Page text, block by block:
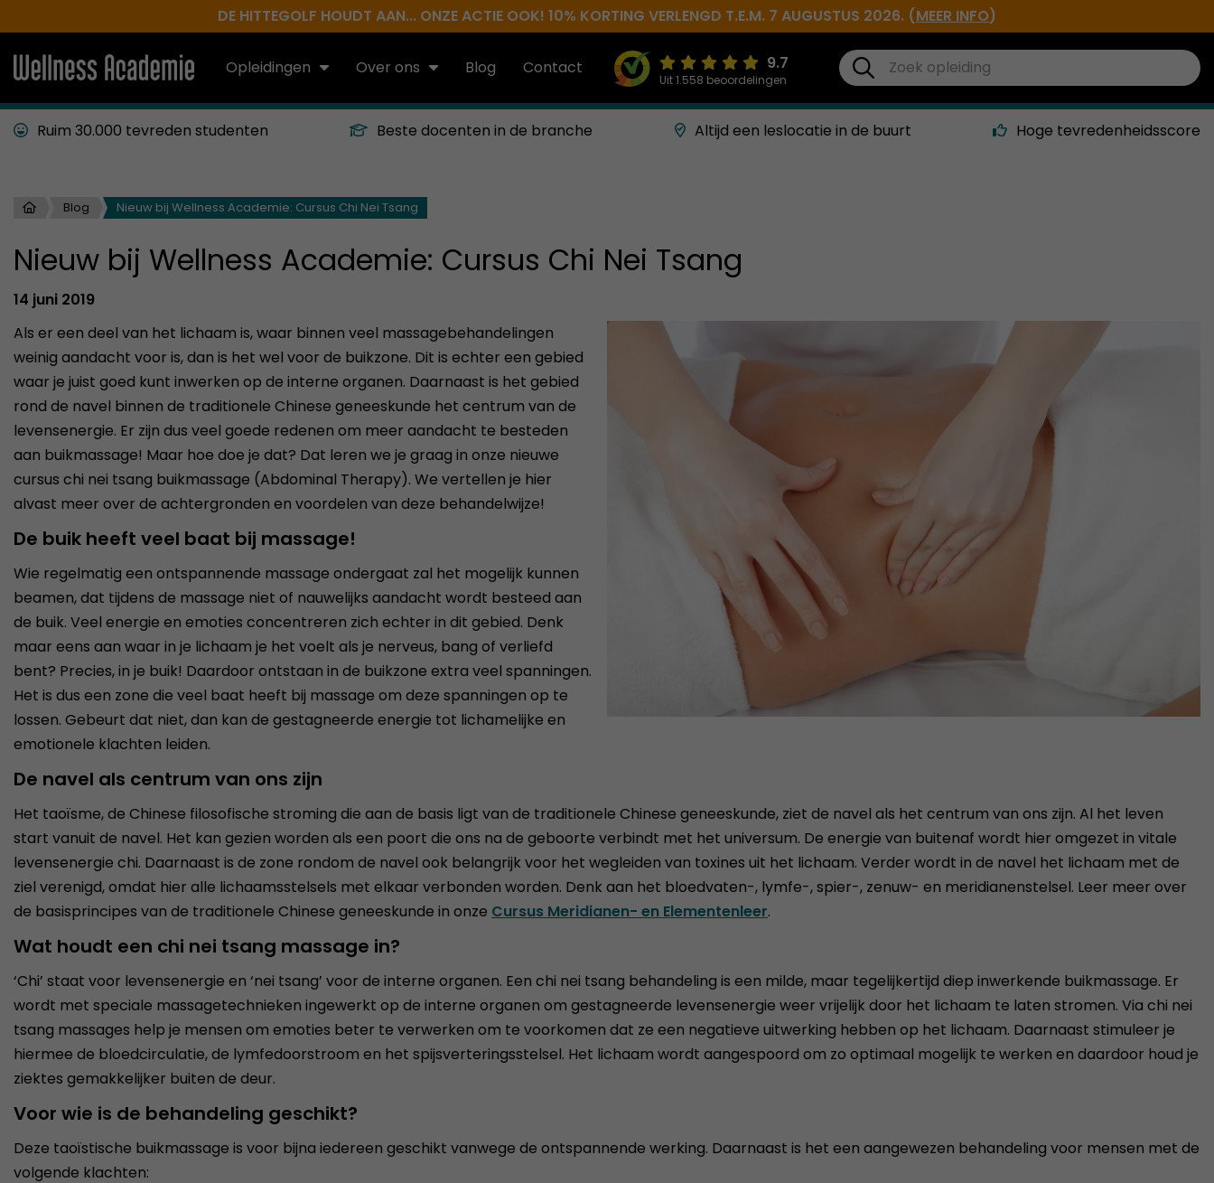
DE HITTEGOLF HOUDT AAN... ONZE ACTIE OOK! 10% KORTING VERLENGD T.E.M. 7 AUGUSTUS 2026. (MEER INFO)
Opleidingen Over ons Blog Contact 9.7
Uit 1.558 beoordelingen
Ruim 30.000 tevreden studenten Beste docenten in de branche Altijd een leslocatie in de buurt Hoge tevredenheidsscore
Blog Nieuw bij Wellness Academie: Cursus Chi Nei Tsang
Nieuw bij Wellness Academie: Cursus Chi Nei Tsang
14 juni 2019
Als er een deel van het lichaam is, waar binnen veel massagebehandelingen
weinig aandacht voor is, dan is het wel voor de buikzone. Dit is echter een gebied
waar je juist goed kunt inwerken op de interne organen. Daarnaast is het gebied
rond de navel binnen de traditionele Chinese geneeskunde het centrum van de
levensenergie. Er zijn dus veel goede redenen om meer aandacht te besteden
aan buikmassage! Maar hoe doe je dat? Dat leren we je graag in onze nieuwe
cursus chi nei tsang buikmassage (Abdominal Therapy). We vertellen je hier
alvast meer over de achtergronden en voordelen van deze behandelwijze!
De buik heeft veel baat bij massage!
Wie regelmatig een ontspannende massage ondergaat zal het mogelijk kunnen
beamen, dat tijdens de massage niet of nauwelijks aandacht wordt besteed aan
de buik. Veel energie en emoties concentreren zich echter in dit gebied. Denk
maar eens aan waar in je lichaam je het voelt als je nerveus, bang of verliefd
bent? Precies, in je buik! Daardoor ontstaan in de buikzone extra veel spanningen.
Het is dus een zone die veel baat heeft bij massage om deze spanningen op te
lossen. Gebeurt dat niet, dan kan de gestagneerde energie tot lichamelijke en
emotionele klachten leiden.
De navel als centrum van ons zijn
Het taoïsme, de Chinese filosofische stroming die aan de basis ligt van de traditionele Chinese geneeskunde, ziet de navel als het centrum van ons zijn. Al het leven
start vanuit de navel. Het kan gezien worden als een poort die ons na de geboorte verbindt met het universum. De energie van buitenaf wordt hier omgezet in vitale
levensenergie chi. Daarnaast is de zone rondom de navel ook belangrijk voor het wegleiden van toxines uit het lichaam. Verder wordt in de navel het lichaam met de
ziel verenigd, omdat hier alle lichaamsstelsels met elkaar verbonden worden. Denk aan het bloedvaten-, lymfe-, spier-, zenuw- en meridianenstelsel. Leer meer over
de basisprincipes van de traditionele Chinese geneeskunde in onze Cursus Meridianen- en Elementenleer.
Wat houdt een chi nei tsang massage in?
‘Chi’ staat voor levensenergie en ‘nei tsang’ voor de interne organen. Een chi nei tsang behandeling is een milde, maar tegelijkertijd diep inwerkende buikmassage. Er
wordt met speciale massagetechnieken ingewerkt op de interne organen om gestagneerde levensenergie weer vrijelijk door het lichaam te laten stromen. Via chi nei
tsang massages help je mensen om emoties beter te verwerken om te voorkomen dat ze een negatieve uitwerking hebben op het lichaam. Daarnaast stimuleer je
hiermee de bloedcirculatie, de lymfedoorstroom en het spijsverteringsstelsel. Het lichaam wordt aangespoord om zo optimaal mogelijk te werken en daardoor houd je
ziektes gemakkelijker buiten de deur.
Voor wie is de behandeling geschikt?
Deze taoïstische buikmassage is voor bijna iedereen geschikt vanwege de ontspannende werking. Daarnaast is het een aangewezen behandeling voor mensen met de
volgende klachten: